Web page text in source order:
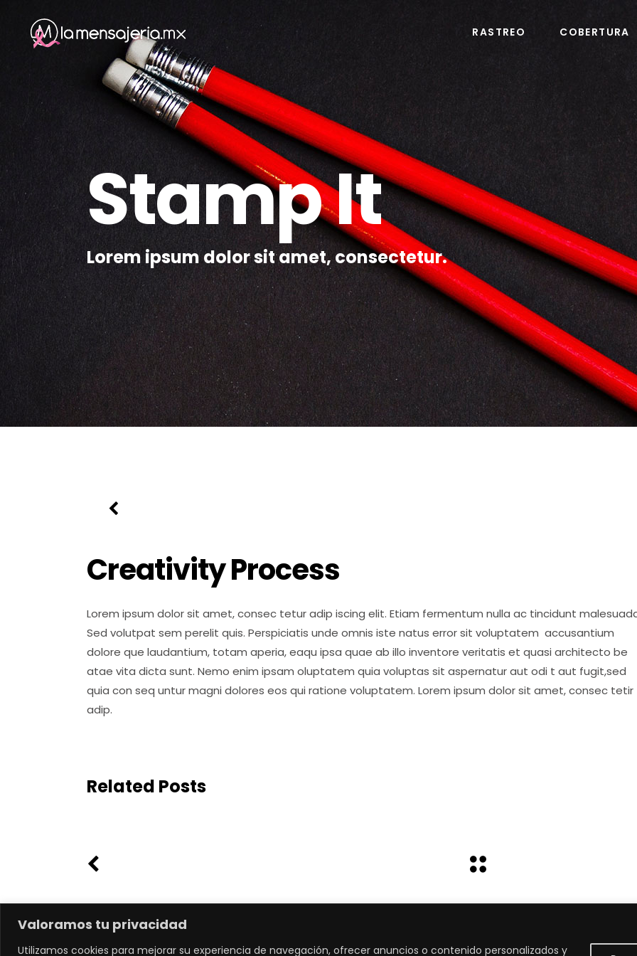
Valoramos tu privacidad
Utilizamos cookies para mejorar su experiencia de navegación, ofrecer anuncios o contenido personalizados y
RASTREO COBERTURA
Stamp It
Lorem ipsum dolor sit amet, consectetur.
Creativity Process
Lorem ipsum dolor sit amet, consec tetur adip iscing elit. Etiam fermentum nulla ac tincidunt
Sed volutpat sem perelit quis. Perspiciatis unde omnis iste natus error sit voluptatem accusantium
dolore que laudantium, totam aperia, eaqu ipsa quae ab illo inventore veritatis et quasi architecto be
atae vita dicta sunt. Nemo enim ipsam oluptatem quia voluptas sit aspernatur aut odi t aut fugit,sed
quia con seq untur magni dolores eos qui ratione voluptatem. Lorem ipsum dolor sit amet, consec tetir
adip.
Related Posts